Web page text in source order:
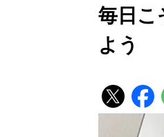
毎日こ
よう